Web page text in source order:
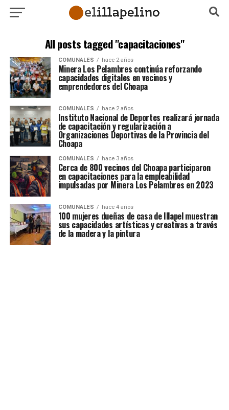
All posts tagged "capacitaciones"
COMUNALES hace 2 años
Minera Los Pelambres continúa reforzando
capacidades digitales en vecinos y
emprendedores del Choapa
COMUNALES hace 2 años
Instituto Nacional de Deportes realizará jornada
de capacitación y regularización a
Organizaciones Deportivas de la Provincia del
Choapa
COMUNALES hace 3 años
Cerca de 800 vecinos del Choapa participaron
en capacitaciones para la empleabilidad
impulsadas por Minera Los Pelambres en 2023
COMUNALES hace 4 años
100 mujeres dueñas de casa de Illapel muestran
sus capacidades artísticas y creativas a través
de la madera y la pintura